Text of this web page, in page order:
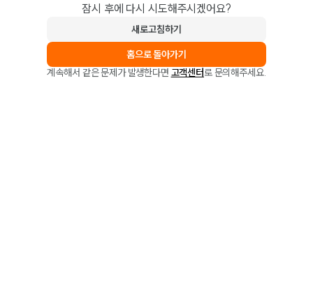
잠시 후에 다시 시도해주시겠어요?
새로고침하기
홈으로 돌아가기
계속해서 같은 문제가 발생한다면 고객센터로 문의해주세요.